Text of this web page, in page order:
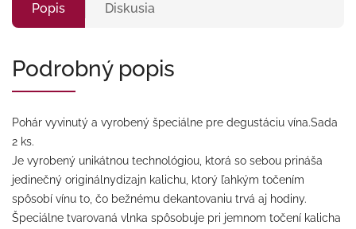
Popis Diskusia
Podrobný popis
Pohár vyvinutý a vyrobený špeciálne pre degustáciu vína.Sada
2 ks.
Je vyrobený unikátnou technológiou, ktorá so sebou prináša
jedinečný originálnydizajn kalichu, ktorý ľahkým točením
spôsobí vínu to, čo bežnému dekantovaniu trvá aj hodiny.
Špeciálne tvarovaná vlnka spôsobuje pri jemnom točení kalicha